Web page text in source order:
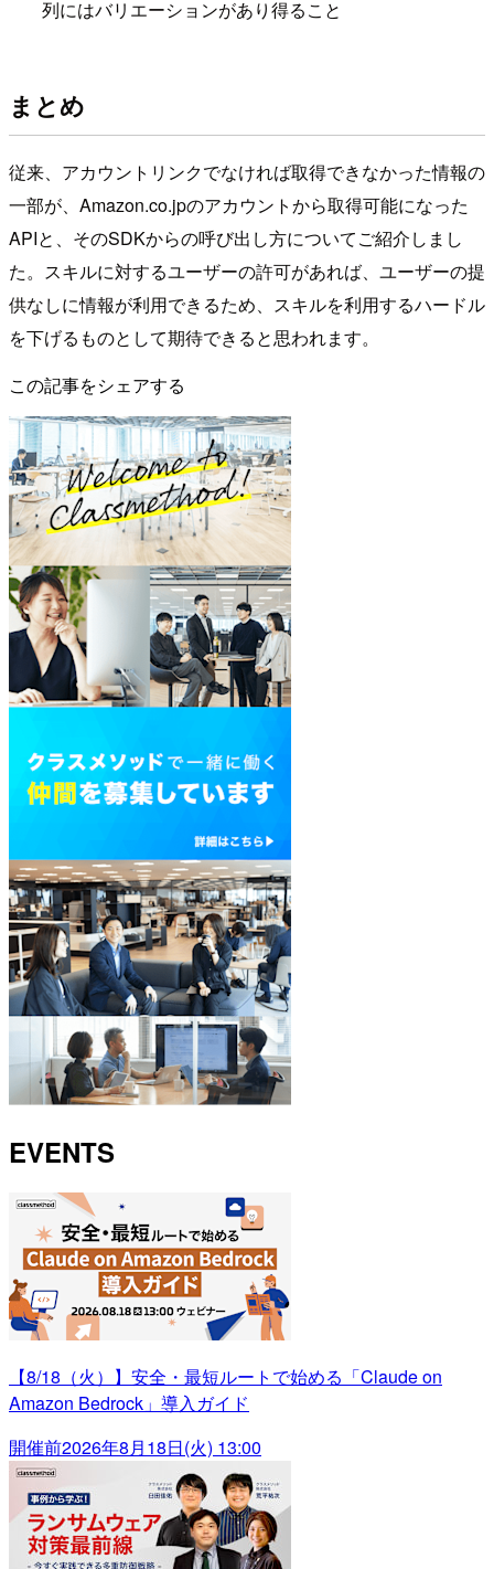
列にはバリエーションがあり得ること
まとめ
従来、アカウントリンクでなければ取得できなかった情報の
一部が、Amazon.co.jpのアカウントから取得可能になった
APIと、そのSDKからの呼び出し方についてご紹介しまし
た。スキルに対するユーザーの許可があれば、ユーザーの提
供なしに情報が利用できるため、スキルを利用するハードル
を下げるものとして期待できると思われます。
この記事をシェアする
EVENTS
【8/18（火）】安全・最短ルートで始める「Claude on
Amazon Bedrock」導入ガイド
開催前2026年8月18日(火) 13:00